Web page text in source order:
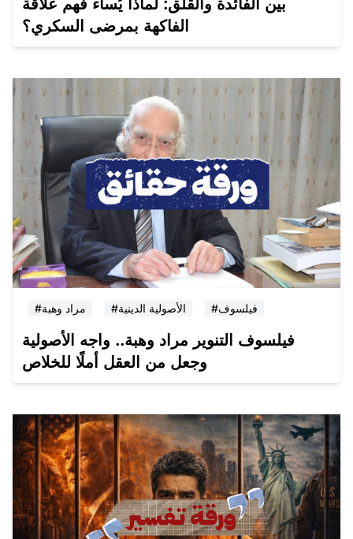
بين الفائدة والقلق: لماذا يُساء فهم علاقة
الفاكهة بمرضى السكري؟
#مراد وهبة #الأصولية الدينية #فيلسوف
فيلسوف التنوير مراد وهبة.. واجه الأصولية
وجعل من العقل أملًا للخلاص